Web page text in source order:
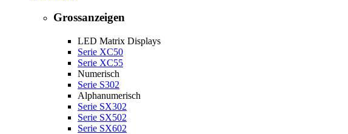
Grossanzeigen
LED Matrix Displays
Serie XC50
Serie XC55
Numerisch
Serie S302
Alphanumerisch
Serie SX302
Serie SX502
Serie SX602